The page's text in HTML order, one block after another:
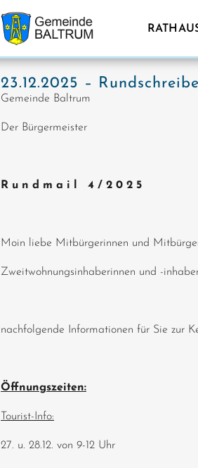
23.12.2025 –
Gemeinde
Der Bürgermeister
R u n d m a i l 4 / 2 0 2 5
Moin liebe Mitbürgerinnen und
Zweitwohnungsinhaberinnen und -
nachfolgende Informationen für Sie zur
Öffnungszeiten:
Tourist-Info:
27. u. 28.12. von 9-12 Uhr